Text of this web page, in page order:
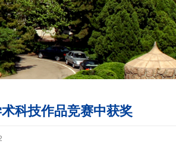
科技作品竞赛中获奖